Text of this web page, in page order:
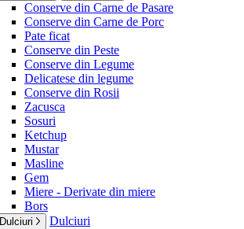
Conserve din Carne de Pasare
Conserve din Carne de Porc
Pate ficat
Conserve din Peste
Conserve din Legume
Delicatese din legume
Conserve din Rosii
Zacusca
Sosuri
Ketchup
Mustar
Masline
Gem
Miere - Derivate din miere
Bors
Dulciuri Dulciuri